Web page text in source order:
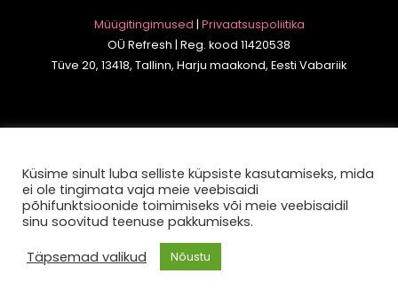
Müügitingimused | Privaatsuspoliitika
OÜ Refresh | Reg. kood 11420538
Tüve 20, 13418, Tallinn, Harju maakond, Eesti Vabariik
Küsime sinult luba selliste küpsiste kasutamiseks, mida
ei ole tingimata vaja meie veebisaidi
põhifunktsioonide toimimiseks või meie veebisaidil
sinu soovitud teenuse pakkumiseks.
Täpsemad valikud
Nõustu